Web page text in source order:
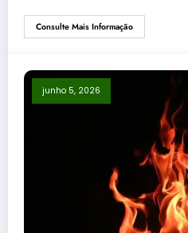
Consulte Mais Informação
junho 5, 2026